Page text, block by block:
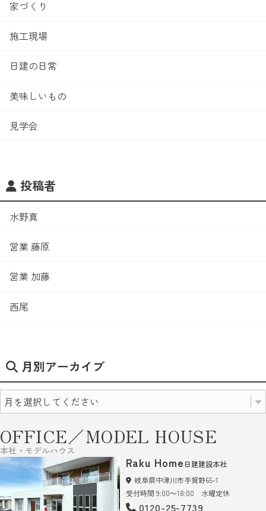
家づくり
施工現場
日建の日常
美味しいもの
見学会
投稿者
水野真
営業 藤原
営業 加藤
西尾
月別アーカイブ
OFFICE／MODEL HOUSE
本社・モデルハウス
Raku Home 日建建設本社
岐阜県中津川市手賀野65-1
受付時間 9:00～18:00 水曜定休
0120-25-7739